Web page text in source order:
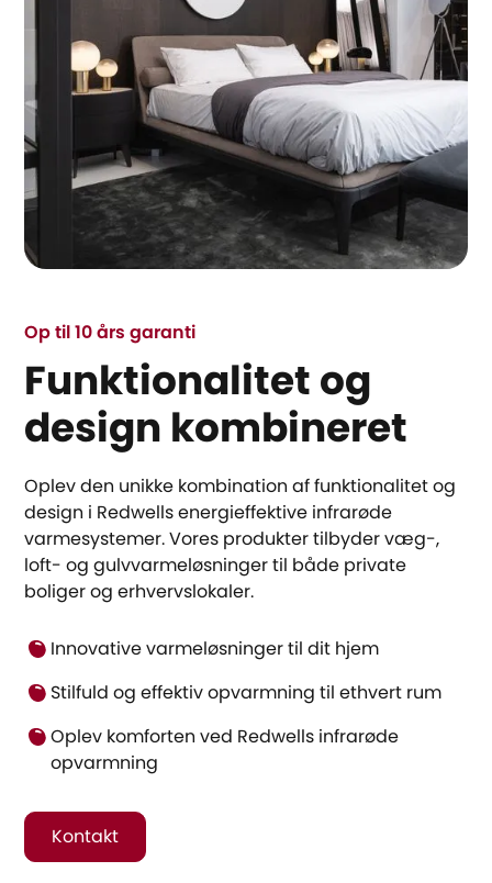
Op til 10 års garanti
Funktionalitet og
design kombineret
Oplev den unikke kombination af funktionalitet og
design i Redwells energieffektive infrarøde
varmesystemer. Vores produkter tilbyder væg-,
loft- og gulvvarmeløsninger til både private
boliger og erhvervslokaler.
Innovative varmeløsninger til dit hjem
Stilfuld og effektiv opvarmning til ethvert rum
Oplev komforten ved Redwells infrarøde
opvarmning
Kontakt